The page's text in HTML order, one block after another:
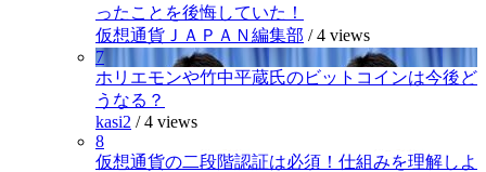
ったことを後悔していた！
仮想通貨ＪＡＰＡＮ編集部 /4 views
7
ホリエモンや竹中平蔵氏のビットコインは今後ど
うなる？
kasi2 /4 views
8
仮想通貨の二段階認証は必須！仕組みを理解しよ